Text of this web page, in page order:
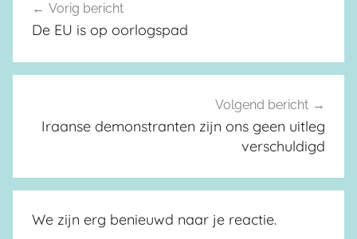
Berichtnavigatie
Vorig bericht
De EU is op oorlogspad
Volgend bericht
Iraanse demonstranten zijn ons geen uitleg
verschuldigd
We zijn erg benieuwd naar je reactie.